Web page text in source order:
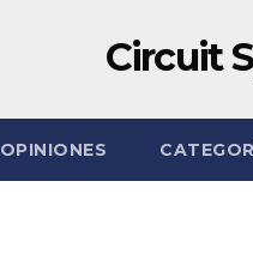
Circuit
OPINIONES